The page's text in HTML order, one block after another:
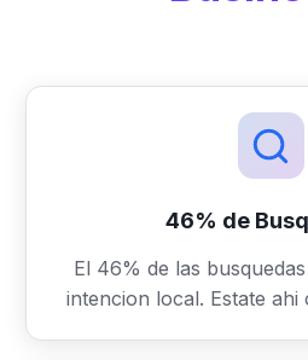
46% de
El 46% de las
intencion local. Estate ahi